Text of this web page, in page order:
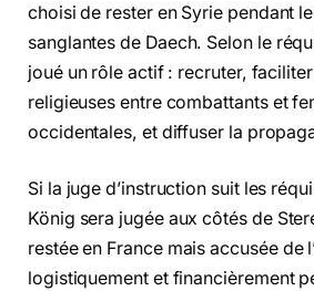
choisi de rester en Syrie pendant
sanglantes de Daech. Selon le
joué un rôle actif : recruter,
religieuses entre combattants et
occidentales, et diffuser la
Si la juge d’instruction suit les
König sera jugée aux côtés de
restée en France mais accusée de
logistiquement et financièrement